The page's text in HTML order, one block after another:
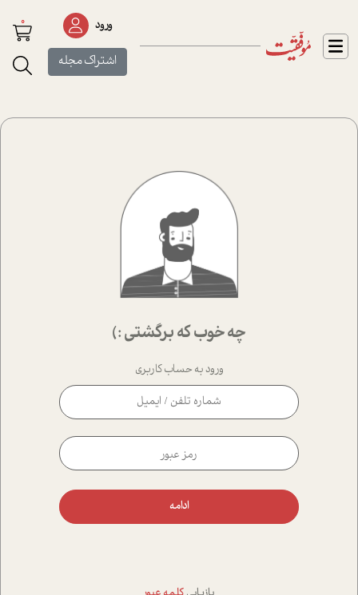
ورود
اشتراک مجله
0
چه خوب که برگشتی :)
ورود به حساب کاربری
ادامه